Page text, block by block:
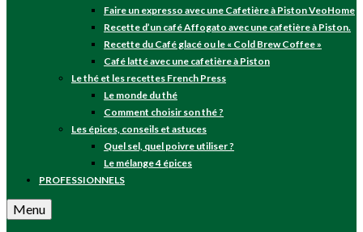
Faire un expresso avec une Cafetière à Piston VeoHome
Recette d’un café Affogato avec une cafetière à Piston.
Recette du Café glacé ou le « Cold Brew Coffee »
Café latté avec une cafetière à Piston
Le thé et les recettes French Press
Le monde du thé
Comment choisir son thé ?
Les épices, conseils et astuces
Quel sel, quel poivre utiliser ?
Le mélange 4 épices
PROFESSIONNELS
Menu